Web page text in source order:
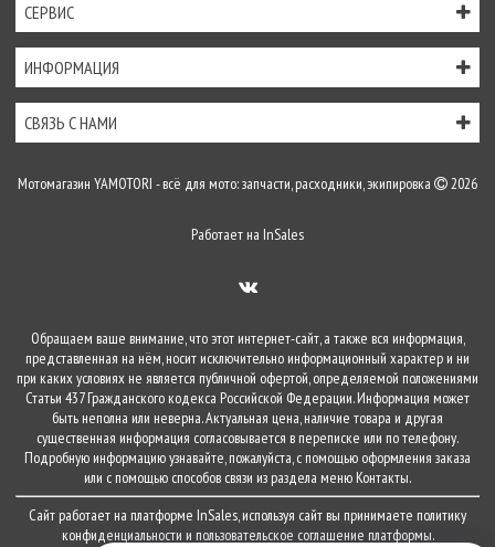
СЕРВИС
ИНФОРМАЦИЯ
СВЯЗЬ С НАМИ
Мотомагазин YAMOTORI - всё для мото: запчасти, расходники, экипировка 2026
Работает на InSales
Обращаем ваше внимание, что этот интернет-сайт, а также вся информация,
представленная на нём, носит исключительно информационный характер и ни
при каких условиях не является публичной офертой, определяемой положениями
Статьи 437 Гражданского кодекса Российской Федерации. Информация может
быть неполна или неверна. Актуальная цена, наличие товара и другая
существенная информация согласовывается в переписке или по телефону.
Подробную информацию узнавайте, пожалуйста, с помощью оформления заказа
или с помощью способов связи из раздела меню Контакты.
Сайт работает на платформе InSales, используя сайт вы принимаете политику
конфиденциальности и пользовательское соглашение платформы.